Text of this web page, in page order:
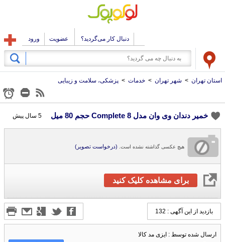
دنبال کار می‌گردید؟ عضویت ورود
استان تهران > شهر تهران > خدمات > پزشکی، سلامت و زیبایی
خمیر دندان وی وان مدل Complete 8 حجم 80 میل 5 سال پیش
هیچ عکسی گذاشته نشده است. (درخواست تصویر)
برای مشاهده کلیک کنید
بازدید از این آگهی : 132
ارسال شده توسط : ایزی مد کالا